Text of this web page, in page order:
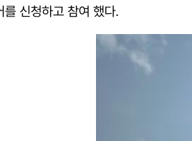
를 신청하고 참여 했다.